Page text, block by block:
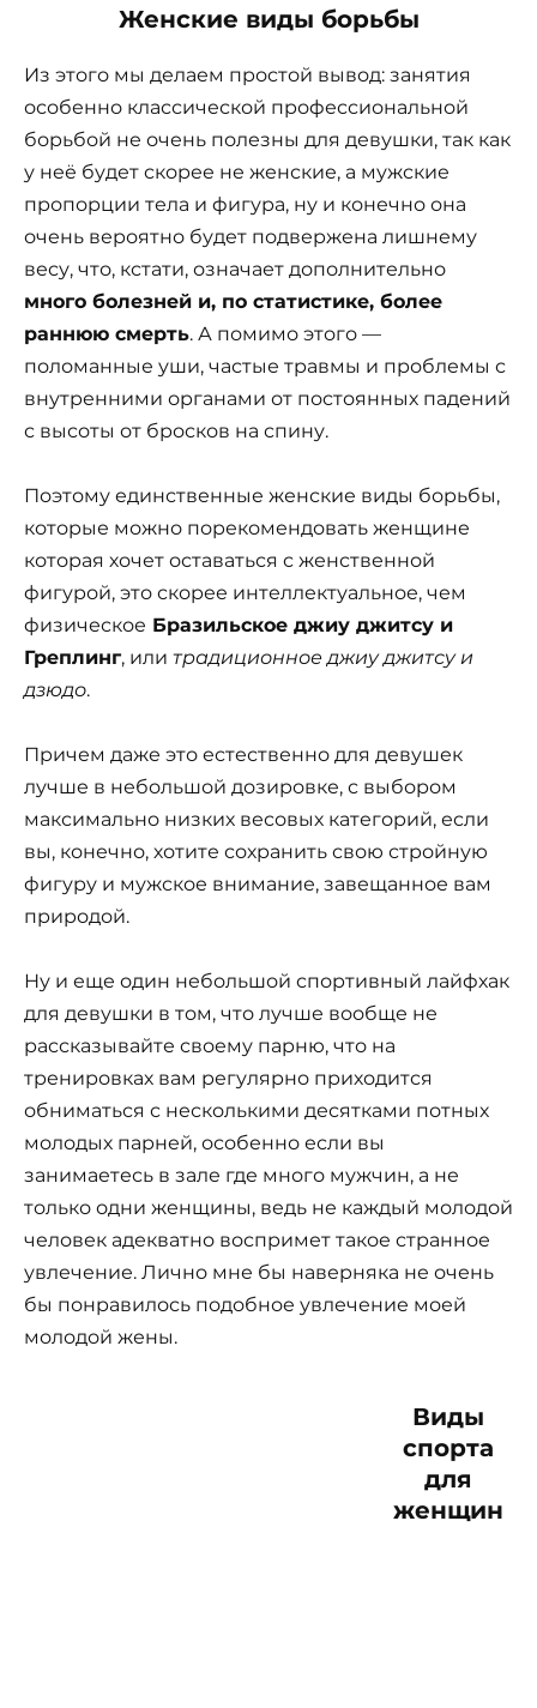
Женские виды борьбы
Из этого мы делаем простой вывод: занятия
особенно классической профессиональной
борьбой не очень полезны для девушки, так как
у неё будет скорее не женские, а мужские
пропорции тела и фигура, ну и конечно она
очень вероятно будет подвержена лишнему
весу, что, кстати, означает дополнительно
много болезней и, по статистике, более
раннюю смерть. А помимо этого —
поломанные уши, частые травмы и проблемы с
внутренними органами от постоянных падений
с высоты от бросков на спину.
Поэтому единственные женские виды борьбы,
которые можно порекомендовать женщине
которая хочет оставаться с женственной
фигурой, это скорее интеллектуальное, чем
физическое Бразильское джиу джитсу и
Греплинг, или традиционное джиу джитсу и
дзюдо.
Причем даже это естественно для девушек
лучше в небольшой дозировке, с выбором
максимально низких весовых категорий, если
вы, конечно, хотите сохранить свою стройную
фигуру и мужское внимание, завещанное вам
природой.
Ну и еще один небольшой спортивный лайфхак
для девушки в том, что лучше вообще не
рассказывайте своему парню, что на
тренировках вам регулярно приходится
обниматься с несколькими десятками потных
молодых парней, особенно если вы
занимаетесь в зале где много мужчин, а не
только одни женщины, ведь не каждый молодой
человек адекватно воспримет такое странное
увлечение. Лично мне бы наверняка не очень
бы понравилось подобное увлечение моей
молодой жены.
Виды
спорта
для
женщин